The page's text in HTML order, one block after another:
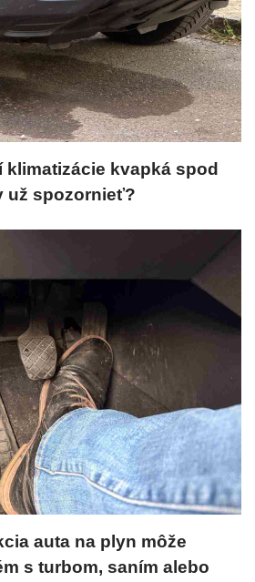
klimatizácie kvapká spod
už spozornieť?
auta na plyn môže
s turbom, saním alebo